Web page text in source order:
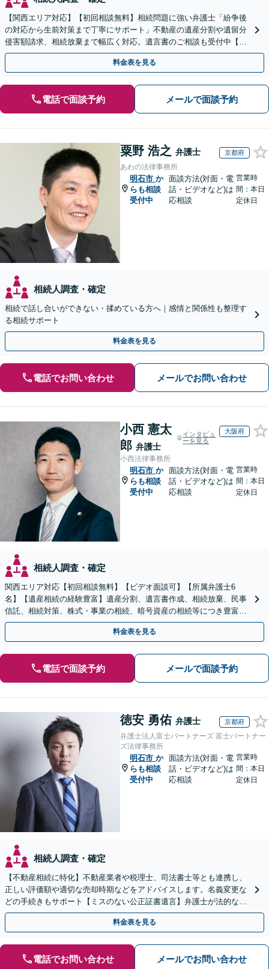
【関西エリア対応】【初回相談無料】相続問題に強い弁護士「紛争後
の対応から生前対策まで丁寧にサポート」不動産の遺産分割や遺留分
侵害額請求、相続放棄まで幅広く対応。遺言書のご相談も受付中【夜
間・休日面談可】【WEB面談】【完全個室】
料金表を見る
電話で面談予約 メールで面談予約
粟野 浩之 弁護士 京都府
あわの法律事務所
明石市 か
らも相談
受付中
面談方法(対面・電
話・ビデオなど)は
応相談
営業時
間：本日
定休日
相続人調査・確定
相続で話し合いができない・揉めている方へ｜感情と関係性も整理す
る相続サポート
料金表を見る
電話でお問い合わせ メールでお問い合わせ
小西 憲太
郎 弁護士
インタビュ
ーを見る
大阪府
小西法律事務所
明石市 か
らも相談
受付中
面談方法(対面・電
話・ビデオなど)は
応相談
営業時
間：本日
定休日
相続人調査・確定
関西エリア対応【初回相談無料】【ビデオ面談可】【所属弁護士6
名】【遺産相続の経験豊富】遺産分割、遺言書作成、相続放棄、民事
信託、相続対策、株式・事業の相続、暗号資産の相続等につき豊富な
対応実績。【バリアフリー】【完全個室対応】
料金表を見る
電話で面談予約 メールで面談予約
徳安 勇佑 弁護士 京都府
弁護士法人富士パートナーズ 富士パートナー
ズ法律事務所
明石市 か
らも相談
受付中
面談方法(対面・電
話・ビデオなど)は
応相談
営業時
間：本日
定休日
相続人調査・確定
【不動産相続に特化】不動産業者や税理士、司法書士等とも連携し、
正しい評価額や適切な売却時期などをアドバイスします。名義変更な
どの手続きもサポート【ミスのない公正証書遺言】弁護士が法的な観
点から遺言書を作成します。
料金表を見る
電話でお問い合わせ メールでお問い合わせ